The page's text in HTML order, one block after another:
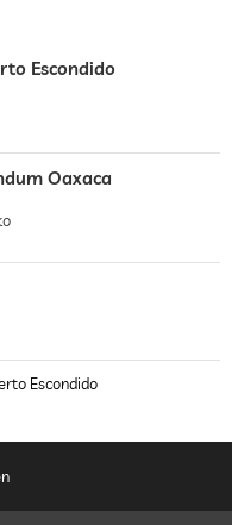
Escondido
Oaxaca
Escondido